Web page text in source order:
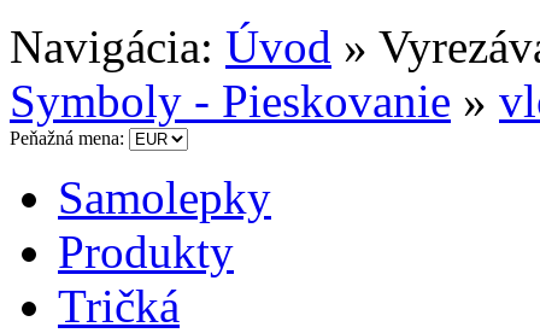
Navigácia: Úvod »
Symboly - Pieskovanie »
Peňažná mena:
Samolepky
Produkty
Tričká